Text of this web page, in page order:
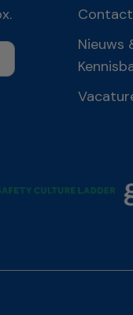
Contact
Nieuws